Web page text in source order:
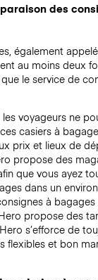
des
également
au moins deux
le service de
les voyageurs ne
casiers à
prix et lieux de
propose des
que vous ayez
dans un
à
propose des
s’efforce de
flexibles et bon